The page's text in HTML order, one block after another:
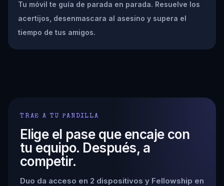
Tu móvil te guía de parada en parada. Resuelve los
acertijos, desenmascara al asesino y supera el
tiempo de tus amigos.
TRAE A TU PANDILLA
Elige el pase que encaje con
tu equipo. Después, a
competir.
Duo da acceso en 2 dispositivos y Fellowship en